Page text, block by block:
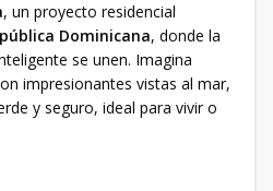
, un proyecto residencial
Dominicana, donde la
se unen. Imagina
impresionantes vistas al mar,
y seguro, ideal para vivir o